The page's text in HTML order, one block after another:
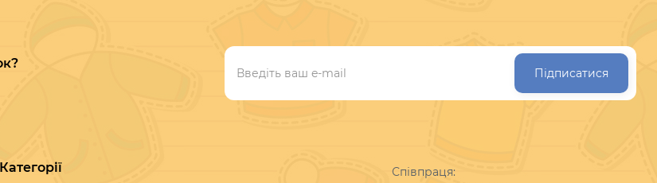
Підписатися
Категорії
Співпраця: